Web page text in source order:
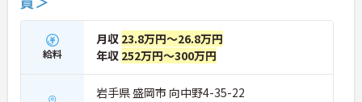
給料
月収 23.8万円～26.8万円
年収 252万円～300万円
岩手県 盛岡市 向中野4-35-22